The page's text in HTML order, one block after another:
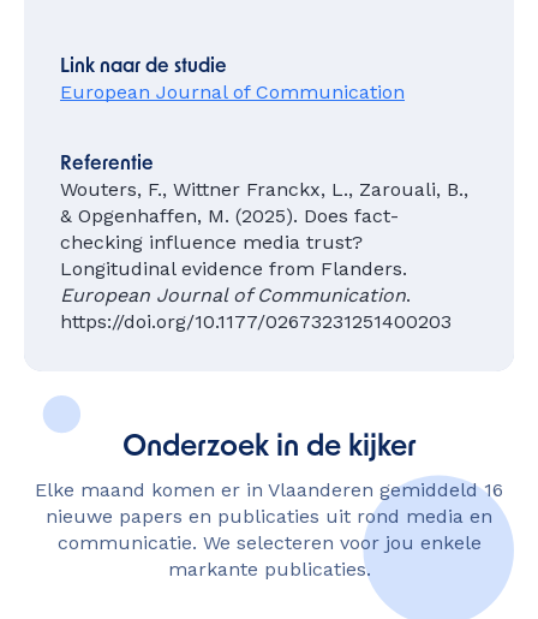
Link naar de studie
European Journal of Communication
Referentie
Wouters, F., Wittner Franckx, L., Zarouali, B.,
& Opgenhaffen, M. (2025). Does fact-
checking influence media trust?
Longitudinal evidence from Flanders.
European Journal of Communication.
https://doi.org/10.1177/02673231251400203
Onderzoek in de kijker
Elke maand komen er in Vlaanderen gemiddeld 16
nieuwe papers en publicaties uit rond media en
communicatie. We selecteren voor jou enkele
markante publicaties.